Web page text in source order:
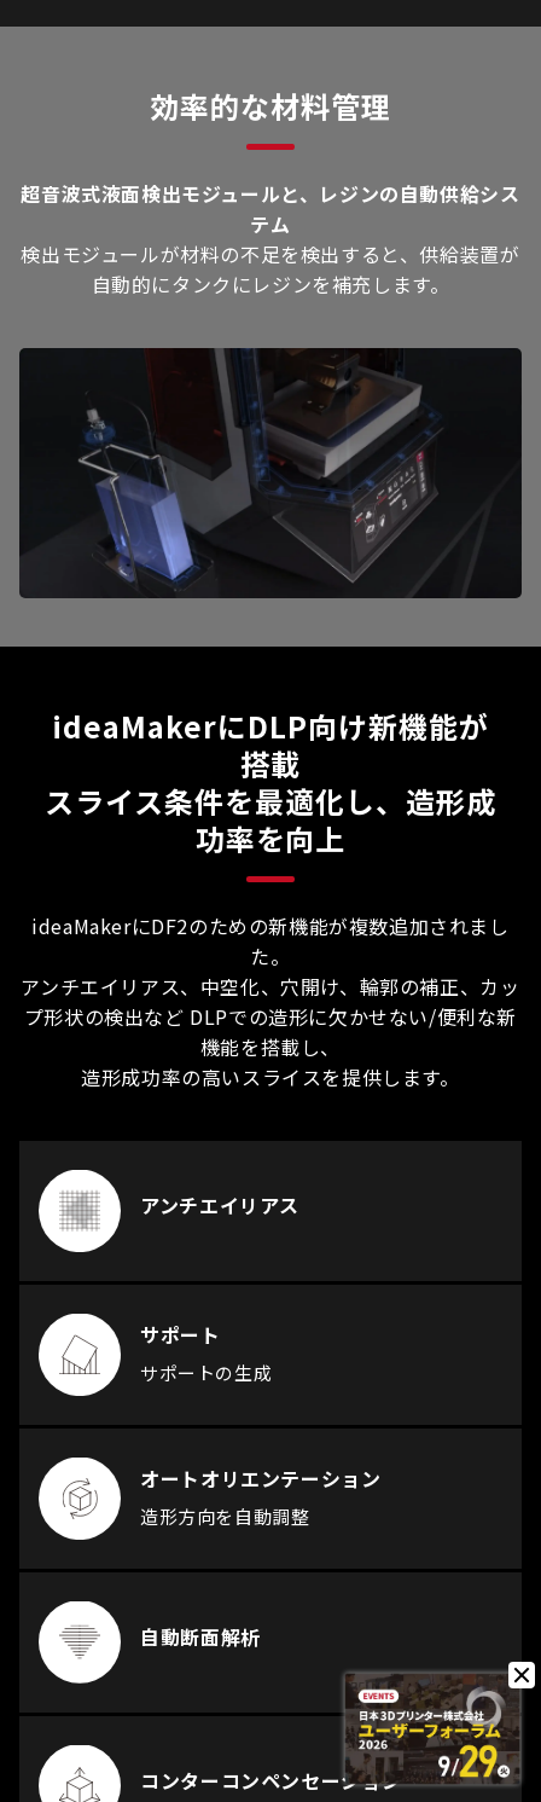
効率的な材料管理
超音波式液面検出モジュールと、レジンの自動供給シス
テム
検出モジュールが材料の不足を検出すると、供給装置が
自動的にタンクにレジンを補充します。
ideaMakerにDLP向け新機能が
搭載
スライス条件を最適化し、造形成
功率を向上
ideaMakerにDF2のための新機能が複数追加されまし
た。
アンチエイリアス、中空化、穴開け、輪郭の補正、カッ
プ形状の検出など DLPでの造形に欠かせない/便利な新
機能を搭載し、
造形成功率の高いスライスを提供します。
アンチエイリアス
サポート
サポートの生成
オートオリエンテーション
造形方向を自動調整
自動断面解析
コンターコンペンセーション